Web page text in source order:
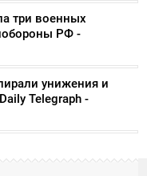
три военных
РФ -
унижения и
Telegraph -